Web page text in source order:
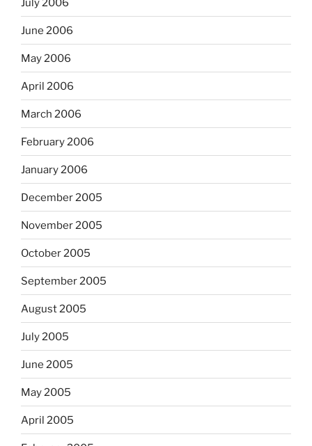
July 2006
June 2006
May 2006
April 2006
March 2006
February 2006
January 2006
December 2005
November 2005
October 2005
September 2005
August 2005
July 2005
June 2005
May 2005
April 2005